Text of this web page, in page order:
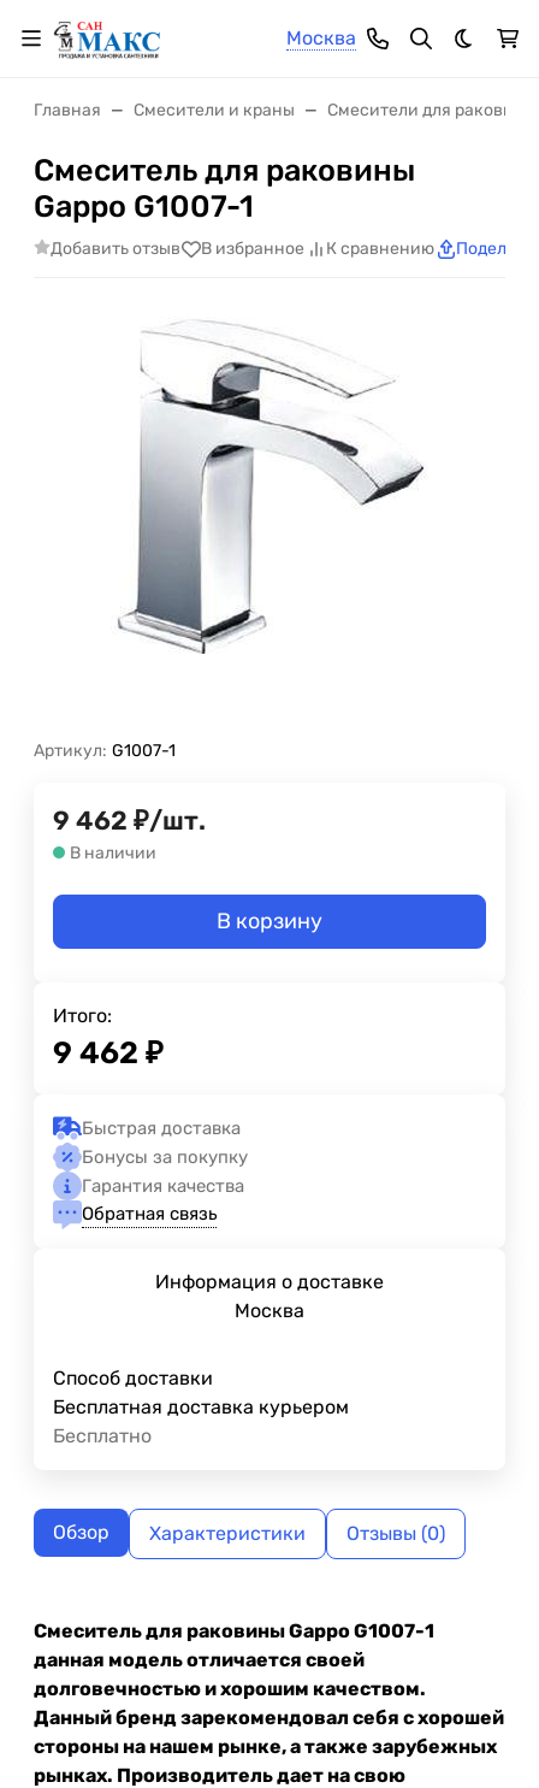
Москва
Темная
Главная Смесители и краны Смесители для раковины
Смеситель для раковины
Gappo G1007-1
Добавить отзыв В избранное К сравнению
Артикул: G1007-1
9 462 ₽/шт.
В наличии
В корзину
Итого:
9 462 ₽
Быстрая доставка
Бонусы за покупку
Гарантия качества
Обратная связь
Информация о доставке
Москва
Способ доставки
Бесплатная доставка курьером
Бесплатно
Обзор Характеристики Отзывы (0)
Смеситель для раковины Gappo G1007-1
данная модель отличается своей
долговечностью и хорошим качеством.
Данный бренд зарекомендовал себя с хорошей
стороны на нашем рынке, а также зарубежных
рынках. Производитель дает на свою